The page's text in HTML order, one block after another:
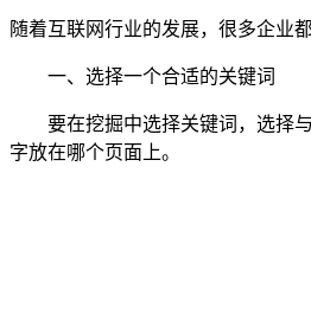
随着互联网行业的发展，很多企业
一、选择一个合适的关键词
要在挖掘中选择关键词，选择与
字放在哪个页面上。